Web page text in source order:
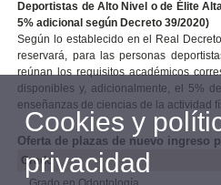
Deportistas de Alto Nivel o de Élite
5% adicional según Decreto 39/2020)
Según lo establecido en el Real
reservará, para las personas
reúnan los requisitos académicos
disponibles y, adicionalmente, el 5%
enseñanzas de ciencias de la actividad
Oferta de plazas de nuevo ingreso
Grado
Cookies y
privacidad